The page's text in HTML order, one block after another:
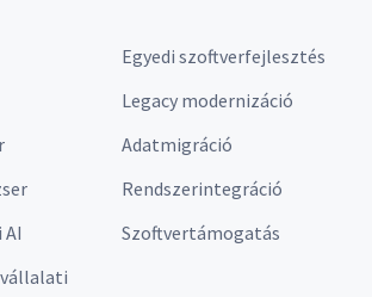
Egyedi szoftverfejlesztés
Legacy modernizáció
Adatmigráció
Rendszerintegráció
Szoftvertámogatás